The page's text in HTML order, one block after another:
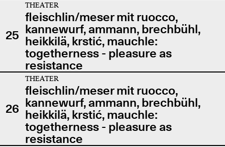
25
THEATER
fleischlin/meser mit ruocco,
kannewurf, ammann, brechbühl,
heikkilä, krstić, mauchle:
togetherness - pleasure as
resistance
26
THEATER
fleischlin/meser mit ruocco,
kannewurf, ammann, brechbühl,
heikkilä, krstić, mauchle:
togetherness - pleasure as
resistance